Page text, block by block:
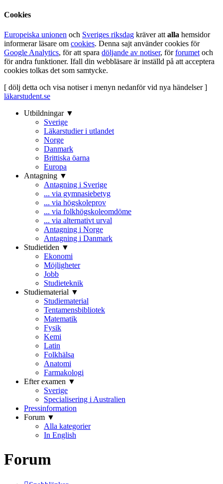
Cookies
Europeiska unionen och Sveriges riksdag kräver att alla hemsidor
informerar läsare om cookies. Denna sajt använder cookies för
Google Analytics, för att spara döljande av notiser, förforumet och
för andra funktioner. Ifall din webbläsare är inställd på att acceptera
cookies tolkas det som samtycke.
[ dölj detta och visa notiser i menyn nedanför vid nya händelser ]
läkarstudent.se
Utbildningar ▼
Sverige
Läkarstudier i utlandet
Norge
Danmark
Brittiska öarna
Europa
Antagning ▼
Antagning i Sverige
... via gymnasiebetyg
... via högskoleprov
... via folkhögskoleomdöme
... via alternativt urval
Antagning i Norge
Antagning i Danmark
Studietiden ▼
Ekonomi
Möjligheter
Jobb
Studieteknik
Studiematerial ▼
Studiematerial
Tentamensbibliotek
Matematik
Fysik
Kemi
Latin
Folkhälsa
Anatomi
Farmakologi
Efter examen ▼
Sverige
Specialisering i Australien
Pressinformation
Forum ▼
Alla kategorier
In English
Forum